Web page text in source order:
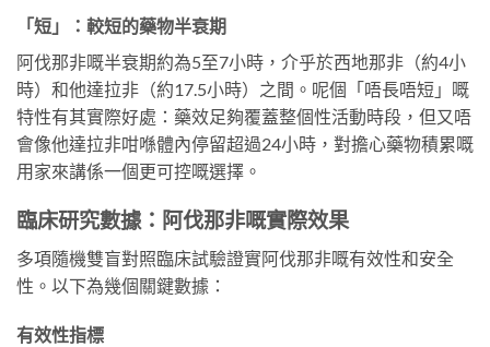
「短」：較短的藥物半衰期
阿伐那非嘅半衰期約為5至7小時，介乎於西地那非（約4小
時）和他達拉非（約17.5小時）之間。呢個「唔長唔短」嘅
特性有其實際好處：藥效足夠覆蓋整個性活動時段，但又唔
會像他達拉非咁喺體內停留超過24小時，對擔心藥物積累嘅
用家來講係一個更可控嘅選擇。
臨床研究數據：阿伐那非嘅實際效果
多項隨機雙盲對照臨床試驗證實阿伐那非嘅有效性和安全
性。以下為幾個關鍵數據：
有效性指標